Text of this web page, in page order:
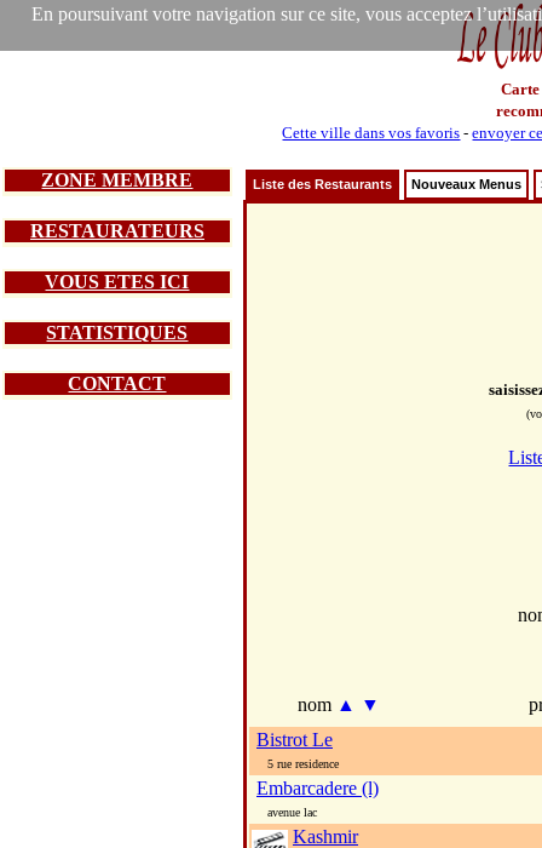
En poursuivant votre navigation sur ce site, vous acceptez
Carte
Cette ville dans vos favoris -envoyer
ZONE MEMBRE
RESTAURATEURS
VOUS ETES ICI
STATISTIQUES
CONTACT
Liste des Restaurants Nouveaux Menus
nom ▲ ▼
Bistrot Le
5 rue residence
Embarcadere (l)
avenue lac
Kashmir